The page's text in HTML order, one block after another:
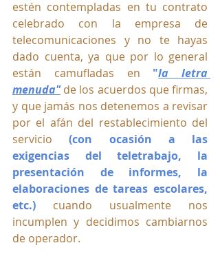
estén contempladas en tu contrato
celebrado con la empresa de
telecomunicaciones y no te hayas
dado cuenta, ya que por lo general
están camufladas en "la letra
menuda" de los acuerdos que firmas,
y que jamás nos detenemos a revisar
por el afán del restablecimiento del
servicio (con ocasión a las
exigencias del teletrabajo, la
presentación de informes, la
elaboraciones de tareas escolares,
etc.) cuando usualmente nos
incumplen y decidimos cambiarnos
de operador.